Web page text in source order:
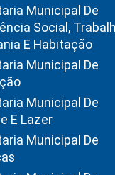
Municipal De
Social,
E Habitação
Municipal De
Municipal De
E Lazer
Municipal De